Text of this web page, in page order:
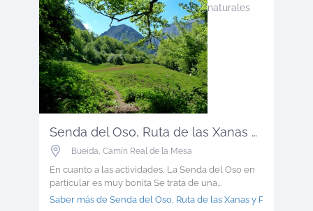
Senda del Oso, Ruta de las Xanas y P...
Bueida Camín Real de la Mesa
En cuanto a las actividades, La Senda del Oso en
particular es muy bonita Se trata de una...
naturales
Saber más de Senda del Oso, Ruta de las Xanas y P >